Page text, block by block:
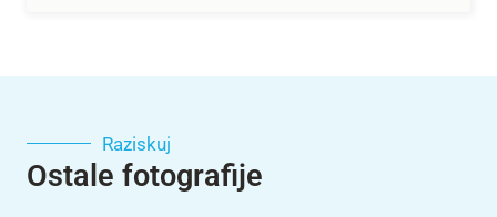
Raziskuj
Ostale fotografije